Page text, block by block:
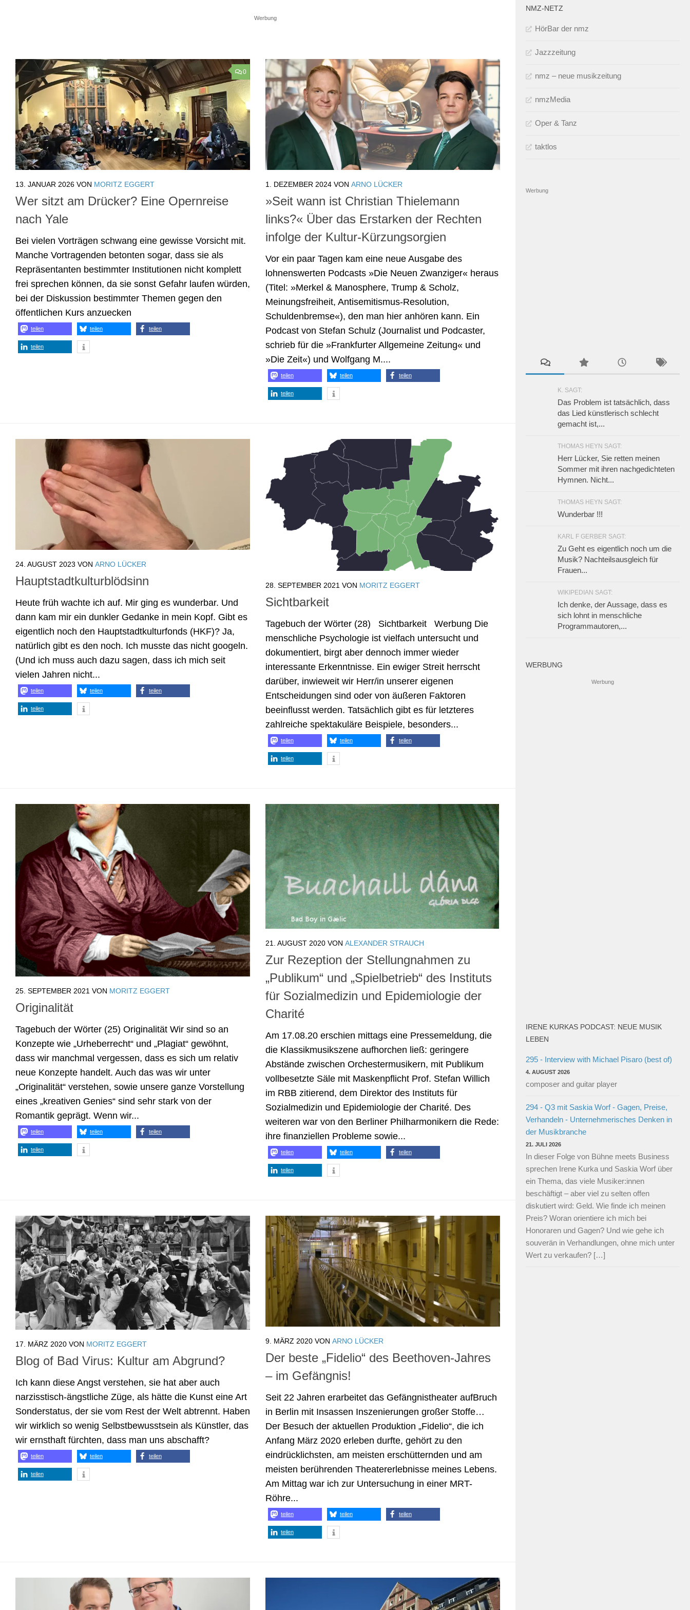
Werbung
0
13. JANUAR 2026 VON MORITZ EGGERT
Wer sitzt am Drücker? Eine Opernreise
nach Yale
Bei vielen Vorträgen schwang eine gewisse Vorsicht mit.
Manche Vortragenden betonten sogar, dass sie als
Repräsentanten bestimmter Institutionen nicht komplett
frei sprechen können, da sie sonst Gefahr laufen würden,
bei der Diskussion bestimmter Themen gegen den
öffentlichen Kurs anzuecken
teilen teilen teilen
teilen
1. DEZEMBER 2024 VON ARNO LÜCKER
»Seit wann ist Christian Thielemann
links?« Über das Erstarken der Rechten
infolge der Kultur-Kürzungsorgien
Vor ein paar Tagen kam eine neue Ausgabe des
lohnenswerten Podcasts »Die Neuen Zwanziger« heraus
(Titel: »Merkel & Manosphere, Trump & Scholz,
Meinungsfreiheit, Antisemitismus-Resolution,
Schuldenbremse«), den man hier anhören kann. Ein
Podcast von Stefan Schulz (Journalist und Podcaster,
schrieb für die »Frankfurter Allgemeine Zeitung« und
»Die Zeit«) und Wolfgang M....
teilen teilen teilen
teilen
24. AUGUST 2023 VON ARNO LÜCKER
Hauptstadtkulturblödsinn
Heute früh wachte ich auf. Mir ging es wunderbar. Und
dann kam mir ein dunkler Gedanke in mein Kopf. Gibt es
eigentlich noch den Hauptstadtkulturfonds (HKF)? Ja,
natürlich gibt es den noch. Ich musste das nicht googeln.
(Und ich muss auch dazu sagen, dass ich mich seit
vielen Jahren nicht...
teilen teilen teilen
teilen
28. SEPTEMBER 2021 VON MORITZ EGGERT
Sichtbarkeit
Tagebuch der Wörter (28) Sichtbarkeit Werbung Die
menschliche Psychologie ist vielfach untersucht und
dokumentiert, birgt aber dennoch immer wieder
interessante Erkenntnisse. Ein ewiger Streit herrscht
darüber, inwieweit wir Herr/in unserer eigenen
Entscheidungen sind oder von äußeren Faktoren
beeinflusst werden. Tatsächlich gibt es für letzteres
zahlreiche spektakuläre Beispiele, besonders...
teilen teilen teilen
teilen
25. SEPTEMBER 2021 VON MORITZ EGGERT
Originalität
Tagebuch der Wörter (25) Originalität Wir sind so an
Konzepte wie „Urheberrecht“ und „Plagiat“ gewöhnt,
dass wir manchmal vergessen, dass es sich um relativ
neue Konzepte handelt. Auch das was wir unter
„Originalität“ verstehen, sowie unsere ganze Vorstellung
eines „kreativen Genies“ sind sehr stark von der
Romantik geprägt. Wenn wir...
teilen teilen teilen
teilen
21. AUGUST 2020 VON ALEXANDER STRAUCH
Zur Rezeption der Stellungnahmen zu
„Publikum“ und „Spielbetrieb“ des Instituts
für Sozialmedizin und Epidemiologie der
Charité
Am 17.08.20 erschien mittags eine Pressemeldung, die
die Klassikmusikszene aufhorchen ließ: geringere
Abstände zwischen Orchestermusikern, mit Publikum
vollbesetzte Säle mit Maskenpflicht Prof. Stefan Willich
im RBB zitierend, dem Direktor des Instituts für
Sozialmedizin und Epidemiologie der Charité. Des
weiteren war von den Berliner Philharmonikern die Rede:
ihre finanziellen Probleme sowie...
teilen teilen teilen
teilen
17. MÄRZ 2020 VON MORITZ EGGERT
Blog of Bad Virus: Kultur am Abgrund?
Ich kann diese Angst verstehen, sie hat aber auch
narzisstisch-ängstliche Züge, als hätte die Kunst eine Art
Sonderstatus, der sie vom Rest der Welt abtrennt. Haben
wir wirklich so wenig Selbstbewusstsein als Künstler, das
wir ernsthaft fürchten, dass man uns abschafft?
teilen teilen teilen
teilen
9. MÄRZ 2020 VON ARNO LÜCKER
Der beste „Fidelio“ des Beethoven-Jahres
– im Gefängnis!
Seit 22 Jahren erarbeitet das Gefängnistheater aufBruch
in Berlin mit Insassen Inszenierungen großer Stoffe…
Der Besuch der aktuellen Produktion „Fidelio“, die ich
Anfang März 2020 erleben durfte, gehört zu den
eindrücklichsten, am meisten erschütternden und am
meisten berührenden Theatererlebnisse meines Lebens.
Am Mittag war ich zur Untersuchung in einer MRT-
Röhre...
teilen teilen teilen
teilen
NMZ-NETZ
HörBar der nmz
Jazzzeitung
nmz – neue musikzeitung
nmzMedia
Oper & Tanz
taktlos
Werbung
K. SAGT:
Das Problem ist tatsächlich, dass
das Lied künstlerisch schlecht
gemacht ist,...
THOMAS HEYN SAGT:
Herr Lücker, Sie retten meinen
Sommer mit ihren nachgedichteten
Hymnen. Nicht...
THOMAS HEYN SAGT:
Wunderbar !!!
KARL F GERBER SAGT:
Zu Geht es eigentlich noch um die
Musik? Nachteilsausgleich für
Frauen...
WIKIPEDIAN SAGT:
Ich denke, der Aussage, dass es
sich lohnt in menschliche
Programmautoren,...
WERBUNG
Werbung
IRENE KURKAS PODCAST: NEUE MUSIK
LEBEN
295 - Interview with Michael Pisaro (best of)
4. AUGUST 2026
composer and guitar player
294 - Q3 mit Saskia Worf - Gagen, Preise,
Verhandeln - Unternehmerisches Denken in
der Musikbranche
21. JULI 2026
In dieser Folge von Bühne meets Business
sprechen Irene Kurka und Saskia Worf über
ein Thema, das viele Musiker:innen
beschäftigt – aber viel zu selten offen
diskutiert wird: Geld. Wie finde ich meinen
Preis? Woran orientiere ich mich bei
Honoraren und Gagen? Und wie gehe ich
souverän in Verhandlungen, ohne mich unter
Wert zu verkaufen? […]